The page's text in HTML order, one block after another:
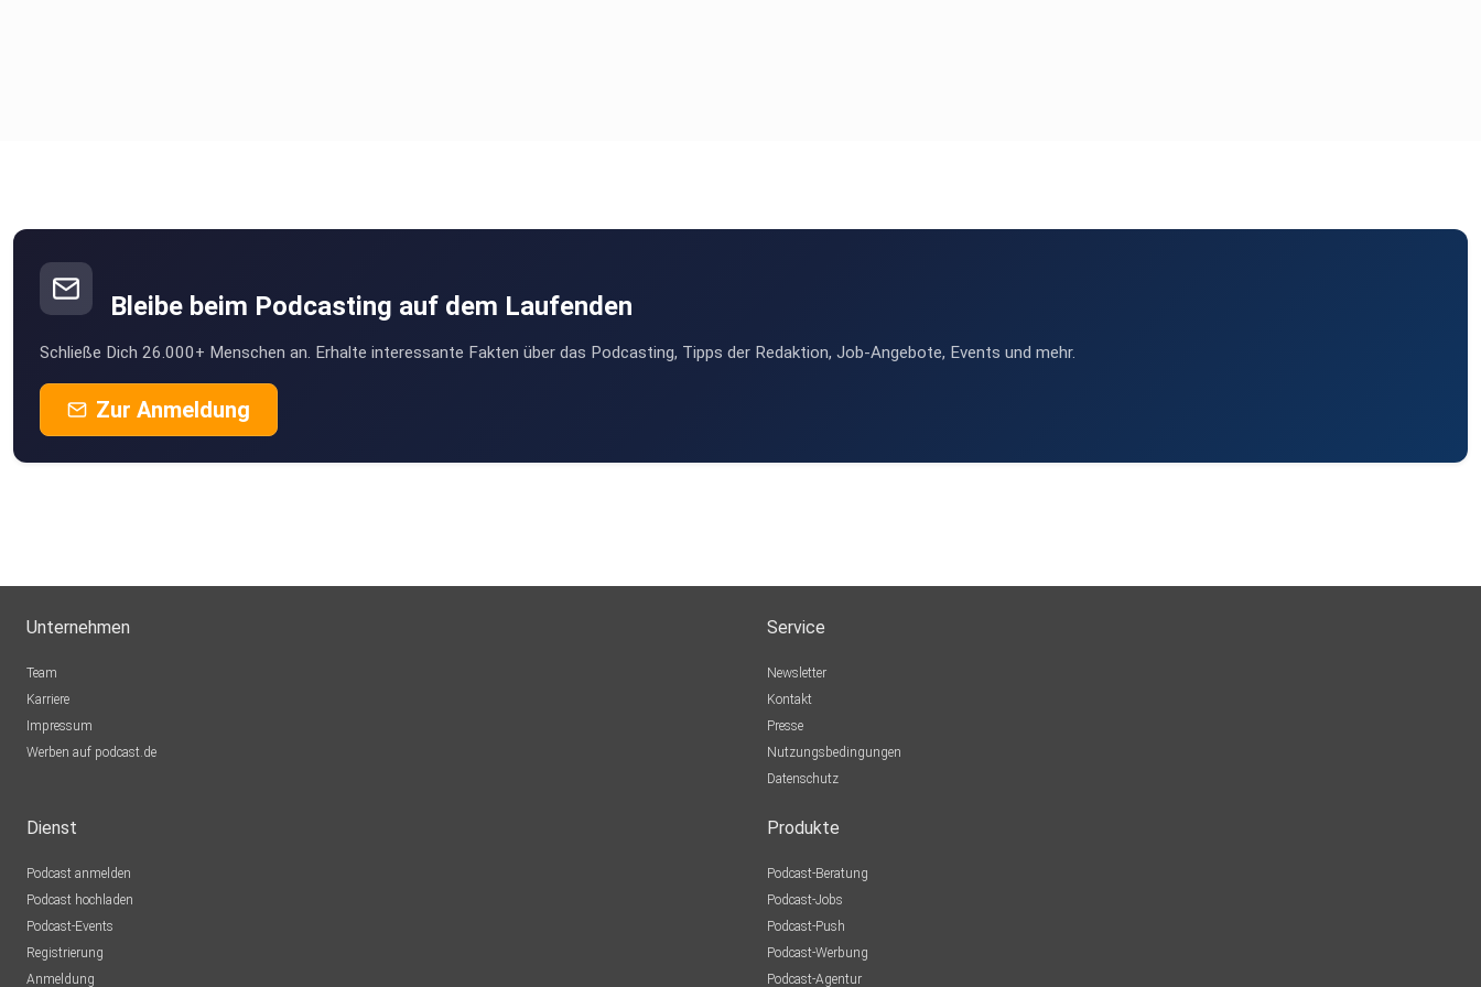
Bleibe beim Podcasting auf dem Laufenden
Schließe Dich 26.000+ Menschen an. Erhalte interessante Fakten über das Podcasting, Tipps der Redaktion, Job-Angebote, Events und mehr.
Zur Anmeldung
Unternehmen
Team
Karriere
Impressum
Werben auf podcast.de
Service
Newsletter
Kontakt
Presse
Nutzungsbedingungen
Datenschutz
Dienst
Podcast anmelden
Podcast hochladen
Podcast-Events
Registrierung
Anmeldung
Produkte
Podcast-Beratung
Podcast-Jobs
Podcast-Push
Podcast-Werbung
Podcast-Agentur